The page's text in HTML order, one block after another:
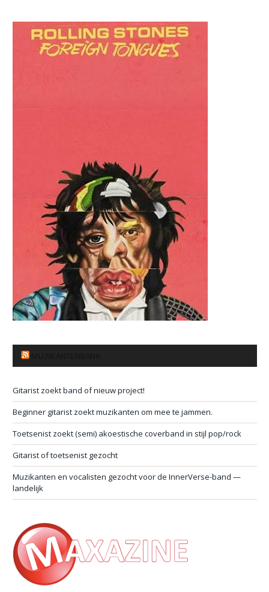
Gitarist zoekt band of nieuw project!
Beginner gitarist zoekt muzikanten om mee te jammen.
Toetsenist zoekt (semi) akoestische coverband in stijl pop/rock
Gitarist of toetsenist gezocht
Muzikanten en vocalisten gezocht voor de InnerVerse-band —
landelijk